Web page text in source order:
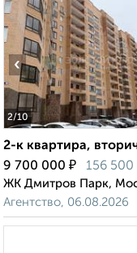
2/10
‹
2-к квартира,
9 700 000 ₽ 156 500
ЖК Дмитров Парк,
Агентство, 06.08.2026